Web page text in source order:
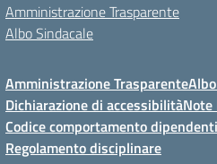
Amministrazione Trasparente
Albo Sindacale
Amministrazione Trasparente
Dichiarazione di accessibilitàNote
Codice comportamento
Regolamento disciplinare